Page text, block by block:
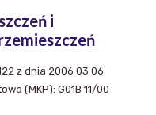
i
z dnia 2006 03 06
(MKP): G01B 11/00